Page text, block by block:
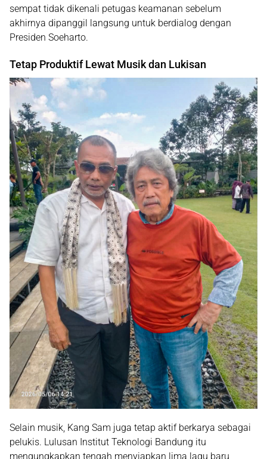
sempat tidak dikenali petugas keamanan sebelum
akhirnya dipanggil langsung untuk berdialog dengan
Presiden Soeharto.
Tetap Produktif Lewat Musik dan Lukisan
Selain musik, Kang Sam juga tetap aktif berkarya sebagai
pelukis. Lulusan Institut Teknologi Bandung itu
mengungkapkan tengah menyiapkan lima lagu baru